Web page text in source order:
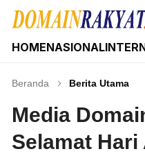
Domain Rakyat
Berita Hari Ini Terkini dan
HOMENASIONAL
Beranda Berita Utama
Media
Selamat